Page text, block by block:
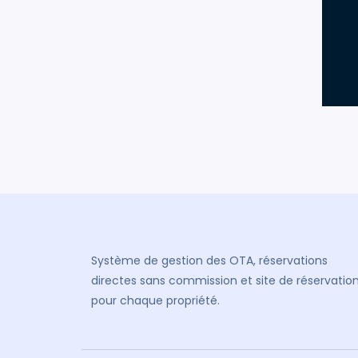
Système de gestion des OTA, réservations
directes sans commission et site de
pour chaque propriété.